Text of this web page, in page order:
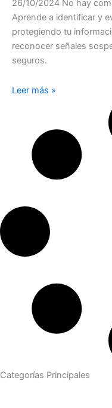
Categorías Principales
26/10/2024 No hay
Aprende a identificar y
protegiendo tu
reconocer señales
seguros.
Leer más »